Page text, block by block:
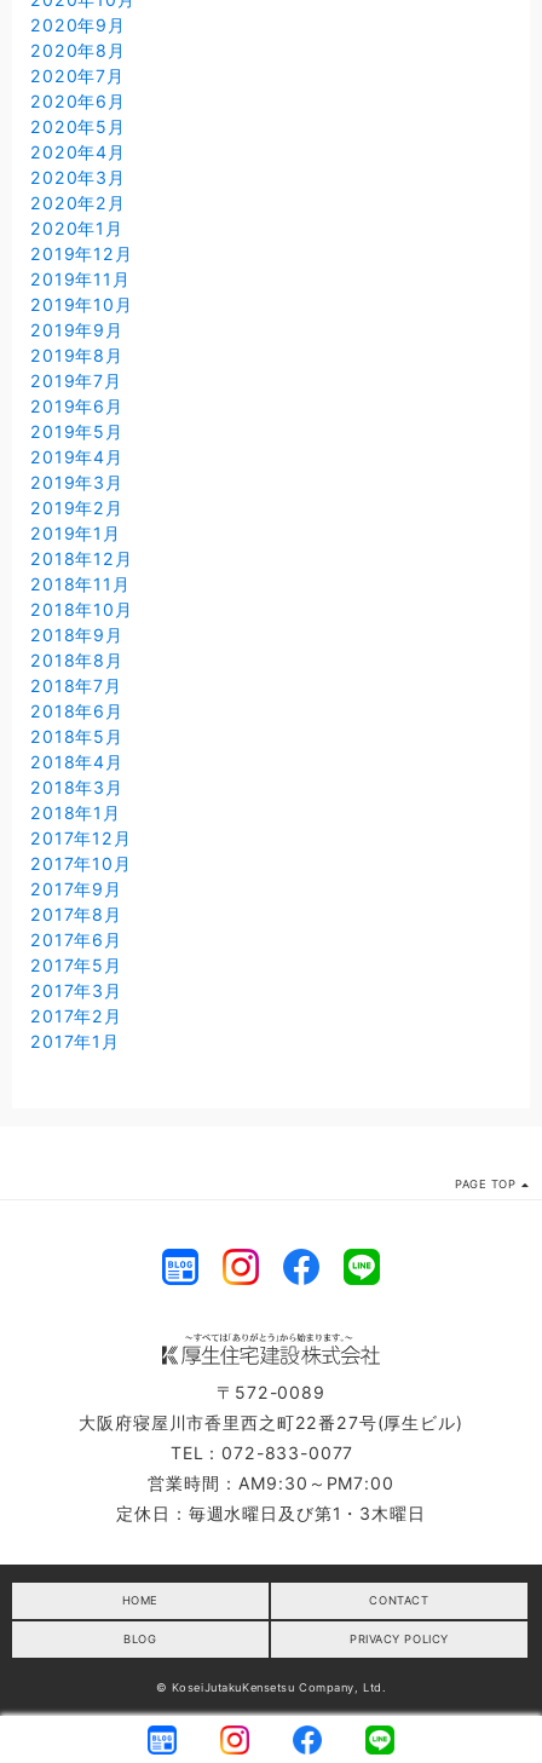
2020年9月
2020年8月
2020年7月
2020年6月
2020年5月
2020年4月
2020年3月
2020年2月
2020年1月
2019年12月
2019年11月
2019年10月
2019年9月
2019年8月
2019年7月
2019年6月
2019年5月
2019年4月
2019年3月
2019年2月
2019年1月
2018年12月
2018年11月
2018年10月
2018年9月
2018年8月
2018年7月
2018年6月
2018年5月
2018年4月
2018年3月
2018年1月
2017年12月
2017年10月
2017年9月
2017年8月
2017年6月
2017年5月
2017年3月
2017年2月
2017年1月
PAGE TOP
〒572-0089
大阪府寝屋川市香里西之町22番27号(厚生ビル)
TEL：072-833-0077
営業時間：AM9:30～PM7:00
定休日：毎週水曜日及び第1・3木曜日
HOME CONTACT
BLOG PRIVACY POLICY
© KoseiJutakuKensetsu Company, Ltd.